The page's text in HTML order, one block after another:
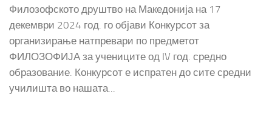
Филозофското друштво на Македонија на 17
декември 2024 год. го објави Конкурсот за
организирање натпревари по предметот
ФИЛОЗОФИЈА за учениците од IV год. средно
образование. Конкурсот е испратен до сите средни
училишта во нашата...